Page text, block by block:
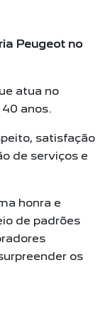
Peugeot no
atua no
anos.
satisfação
de serviços e
honra e
de padrões
os